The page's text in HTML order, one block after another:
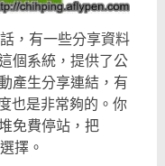
，有一些分享資料
個系統，提供了公
產生分享連結，有
也是非常夠的。你
免費停站，把
擇。